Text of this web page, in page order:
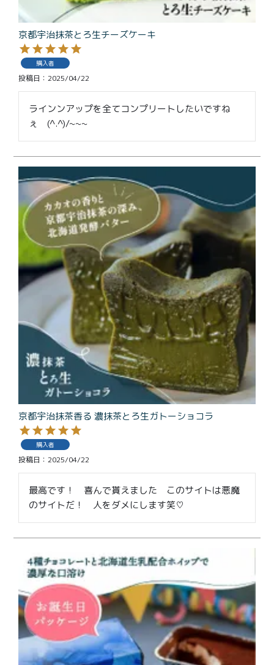
京都宇治抹茶とろ生チーズケーキ
購入者
投稿日 2025/04/22
ラインンアップを全てコンプリートしたいですね
ぇ　(^.^)/~~~
京都宇治抹茶香る 濃抹茶とろ生ガトーショコラ
購入者
投稿日 2025/04/22
最高です！　喜んで貰えました　このサイトは悪魔
のサイトだ！　人をダメにします笑♡